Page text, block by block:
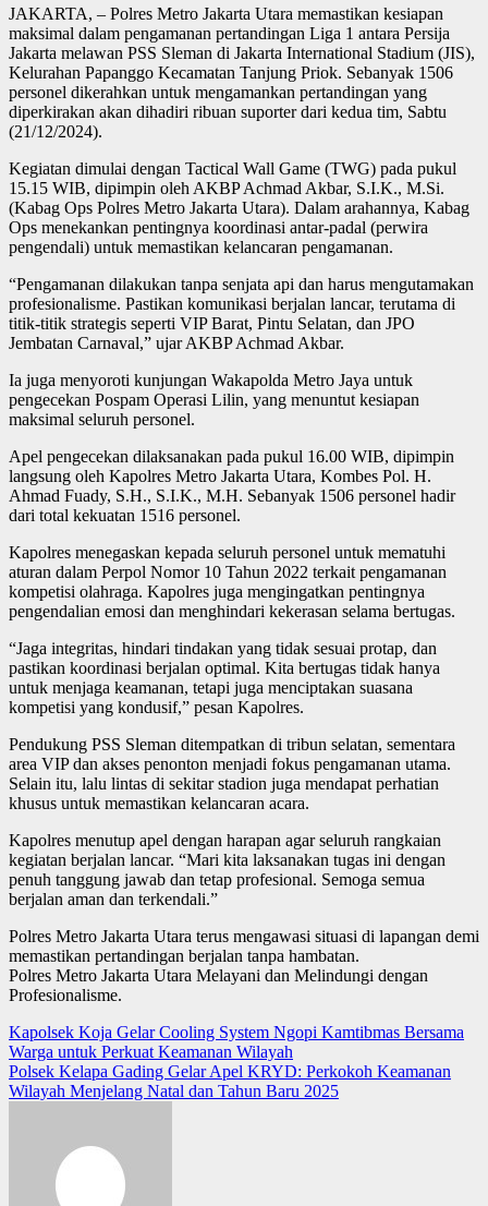
JAKARTA, – Polres Metro Jakarta Utara memastikan kesiapan
maksimal dalam pengamanan pertandingan Liga 1 antara Persija
Jakarta melawan PSS Sleman di Jakarta International Stadium (JIS),
Kelurahan Papanggo Kecamatan Tanjung Priok. Sebanyak 1506
personel dikerahkan untuk mengamankan pertandingan yang
diperkirakan akan dihadiri ribuan suporter dari kedua tim, Sabtu
(21/12/2024).
Kegiatan dimulai dengan Tactical Wall Game (TWG) pada pukul
15.15 WIB, dipimpin oleh AKBP Achmad Akbar, S.I.K., M.Si.
(Kabag Ops Polres Metro Jakarta Utara). Dalam arahannya, Kabag
Ops menekankan pentingnya koordinasi antar-padal (perwira
pengendali) untuk memastikan kelancaran pengamanan.
“Pengamanan dilakukan tanpa senjata api dan harus mengutamakan
profesionalisme. Pastikan komunikasi berjalan lancar, terutama di
titik-titik strategis seperti VIP Barat, Pintu Selatan, dan JPO
Jembatan Carnaval,” ujar AKBP Achmad Akbar.
Ia juga menyoroti kunjungan Wakapolda Metro Jaya untuk
pengecekan Pospam Operasi Lilin, yang menuntut kesiapan
maksimal seluruh personel.
Apel pengecekan dilaksanakan pada pukul 16.00 WIB, dipimpin
langsung oleh Kapolres Metro Jakarta Utara, Kombes Pol. H.
Ahmad Fuady, S.H., S.I.K., M.H. Sebanyak 1506 personel hadir
dari total kekuatan 1516 personel.
Kapolres menegaskan kepada seluruh personel untuk mematuhi
aturan dalam Perpol Nomor 10 Tahun 2022 terkait pengamanan
kompetisi olahraga. Kapolres juga mengingatkan pentingnya
pengendalian emosi dan menghindari kekerasan selama bertugas.
“Jaga integritas, hindari tindakan yang tidak sesuai protap, dan
pastikan koordinasi berjalan optimal. Kita bertugas tidak hanya
untuk menjaga keamanan, tetapi juga menciptakan suasana
kompetisi yang kondusif,” pesan Kapolres.
Pendukung PSS Sleman ditempatkan di tribun selatan, sementara
area VIP dan akses penonton menjadi fokus pengamanan utama.
Selain itu, lalu lintas di sekitar stadion juga mendapat perhatian
khusus untuk memastikan kelancaran acara.
Kapolres menutup apel dengan harapan agar seluruh rangkaian
kegiatan berjalan lancar. “Mari kita laksanakan tugas ini dengan
penuh tanggung jawab dan tetap profesional. Semoga semua
berjalan aman dan terkendali.”
Polres Metro Jakarta Utara terus mengawasi situasi di lapangan demi
memastikan pertandingan berjalan tanpa hambatan.
Polres Metro Jakarta Utara Melayani dan Melindungi dengan
Profesionalisme.
Post
navigation
Kapolsek Koja Gelar Cooling System Ngopi Kamtibmas Bersama
Warga untuk Perkuat Keamanan Wilayah
Polsek Kelapa Gading Gelar Apel KRYD: Perkokoh Keamanan
Wilayah Menjelang Natal dan Tahun Baru 2025